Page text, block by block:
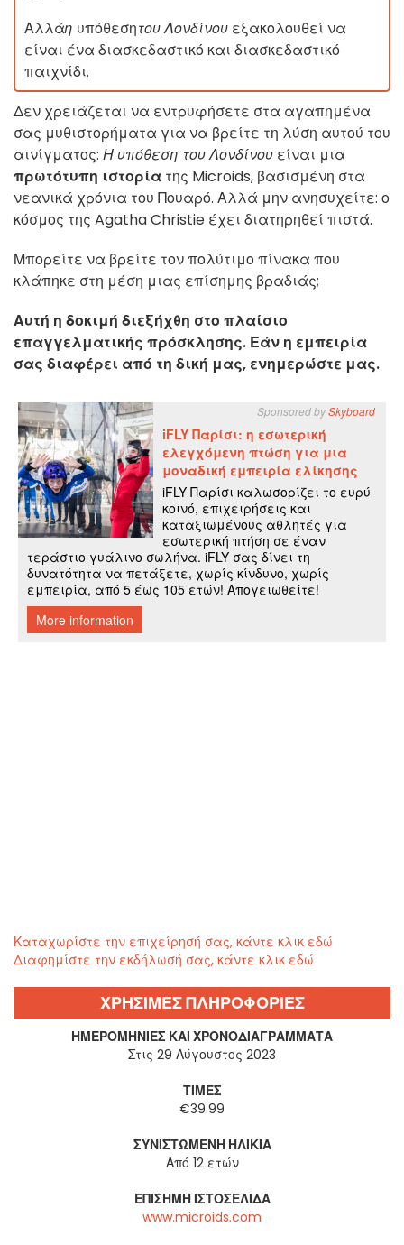
Αλλάη υπόθεσητου Λονδίνου εξακολουθεί να
είναι ένα διασκεδαστικό και διασκεδαστικό
παιχνίδι.
Δεν χρειάζεται να εντρυφήσετε στα αγαπημένα
σας μυθιστορήματα για να βρείτε τη λύση αυτού του
αινίγματος: Η υπόθεση του Λονδίνου είναι μια
πρωτότυπη ιστορία της Microids, βασισμένη στα
νεανικά χρόνια του Πουαρό. Αλλά μην ανησυχείτε: ο
κόσμος της Agatha Christie έχει διατηρηθεί πιστά.
Μπορείτε να βρείτε τον πολύτιμο πίνακα που
κλάπηκε στη μέση μιας επίσημης βραδιάς;
Αυτή η δοκιμή διεξήχθη στο πλαίσιο
επαγγελματικής πρόσκλησης. Εάν η εμπειρία
σας διαφέρει από τη δική μας, ενημερώστε μας.
Καταχωρίστε την επιχείρησή σας, κάντε κλικ εδώ
Διαφημίστε την εκδήλωσή σας, κάντε κλικ εδώ
ΧΡΗΣΙΜΕΣ ΠΛΗΡΟΦΟΡΙΕΣ
ΗΜΕΡΟΜΗΝΊΕΣ ΚΑΙ ΧΡΟΝΟΔΙΑΓΡΆΜΜΑΤΑ
Στις 29 Αύγουστος 2023
ΤΙΜΈΣ
€39.99
ΣΥΝΙΣΤΏΜΕΝΗ ΗΛΙΚΊΑ
Από 12 ετών
ΕΠΊΣΗΜΗ ΙΣΤΟΣΕΛΊΔΑ
www.microids.com